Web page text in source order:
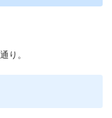
り。